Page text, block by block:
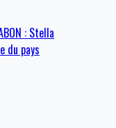
: Stella
du pays